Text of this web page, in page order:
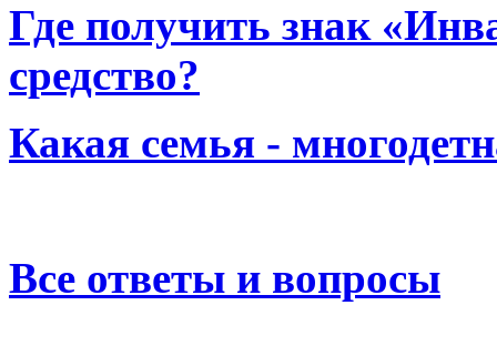
Где получить знак
средство?
Какая семья -
Все ответы и вопросы